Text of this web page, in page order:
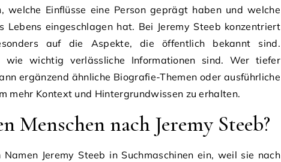
welche Einflüsse eine Person geprägt haben und welche
Lebens eingeschlagen hat. Bei Jeremy Steeb konzentriert
auf die Aspekte, die öffentlich bekannt sind.
wie wichtig verlässliche Informationen sind. Wer tiefer
ergänzend ähnliche Biografie-Themen oder ausführliche
mehr Kontext und Hintergrundwissen zu erhalten.
Menschen nach Jeremy Steeb?
Jeremy Steeb in Suchmaschinen ein, weil sie nach